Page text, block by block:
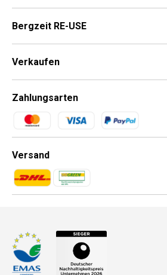
Bergzeit RE-USE
Verkaufen
Zahlungsarten
Zahlungsmethoden
Versand
Zahlungsmethoden
Zahlungsmethoden